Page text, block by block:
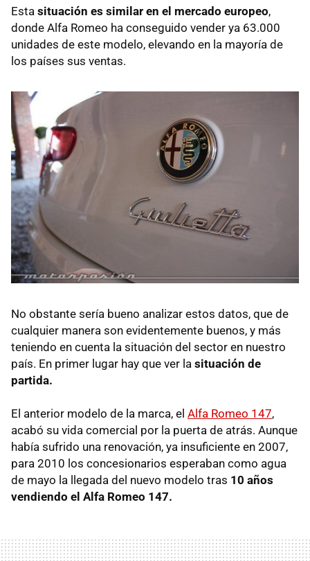
Esta situación es similar en el mercado europeo,
donde Alfa Romeo ha conseguido vender ya 63.000
unidades de este modelo, elevando en la mayoría de
los países sus ventas.
No obstante sería bueno analizar estos datos, que de
cualquier manera son evidentemente buenos, y más
teniendo en cuenta la situación del sector en nuestro
país. En primer lugar hay que ver la situación de
partida.
El anterior modelo de la marca, el Alfa Romeo 147,
acabó su vida comercial por la puerta de atrás. Aunque
había sufrido una renovación, ya insuficiente en 2007,
para 2010 los concesionarios esperaban como agua
de mayo la llegada del nuevo modelo tras 10 años
vendiendo el Alfa Romeo 147.